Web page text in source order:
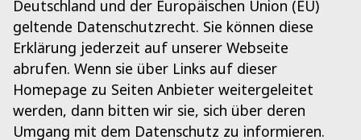
Deutschland und der Europäischen Union (EU)
geltende Datenschutzrecht. Sie können diese
Erklärung jederzeit auf unserer Webseite
abrufen. Wenn sie über Links auf dieser
Homepage zu Seiten Anbieter weitergeleitet
werden, dann bitten wir sie, sich über deren
Umgang mit dem Datenschutz zu informieren.